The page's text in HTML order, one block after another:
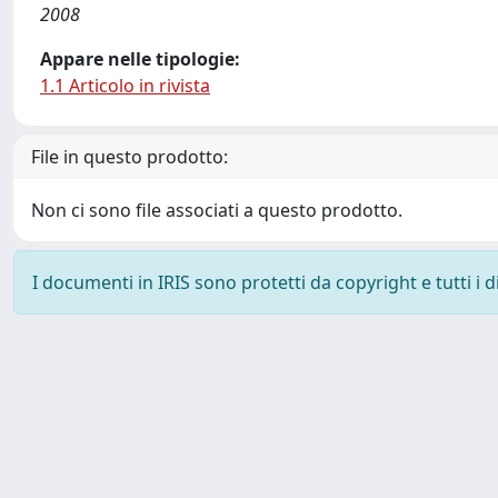
2008
Appare nelle tipologie:
1.1 Articolo in rivista
File in questo prodotto:
Non ci sono file associati a questo prodotto.
I documenti in IRIS sono protetti da copyright e tutti i